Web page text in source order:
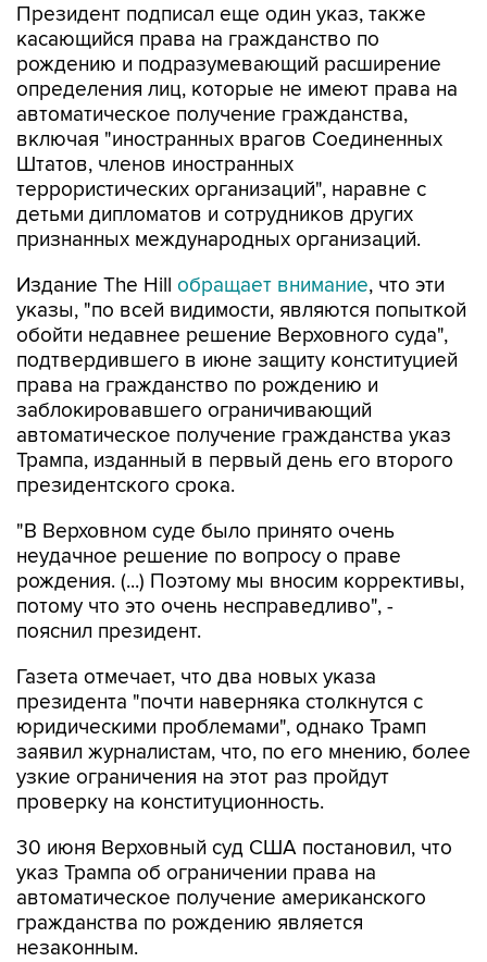
Президент подписал еще один указ, также
касающийся права на гражданство по
рождению и подразумевающий расширение
определения лиц, которые не имеют права на
автоматическое получение гражданства,
включая "иностранных врагов Соединенных
Штатов, членов иностранных
террористических организаций", наравне с
детьми дипломатов и сотрудников других
признанных международных организаций.
Издание The Hill обращает внимание, что эти
указы, "по всей видимости, являются попыткой
обойти недавнее решение Верховного суда",
подтвердившего в июне защиту конституцией
права на гражданство по рождению и
заблокировавшего ограничивающий
автоматическое получение гражданства указ
Трампа, изданный в первый день его второго
президентского срока.
"В Верховном суде было принято очень
неудачное решение по вопросу о праве
рождения. (...) Поэтому мы вносим коррективы,
потому что это очень несправедливо", -
пояснил президент.
Газета отмечает, что два новых указа
президента "почти наверняка столкнутся с
юридическими проблемами", однако Трамп
заявил журналистам, что, по его мнению, более
узкие ограничения на этот раз пройдут
проверку на конституционность.
30 июня Верховный суд США постановил, что
указ Трампа об ограничении права на
автоматическое получение американского
гражданства по рождению является
незаконным.